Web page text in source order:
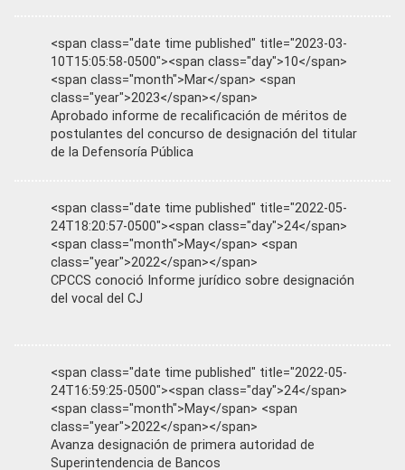
<span class="date time published" title="2023-03-
10T15:05:58-0500"><span class="day">10</span>
<span class="month">Mar</span> <span
class="year">2023</span></span>
Aprobado informe de recalificación de méritos de
postulantes del concurso de designación del titular
de la Defensoría Pública
<span class="date time published" title="2022-05-
24T18:20:57-0500"><span class="day">24</span>
<span class="month">May</span> <span
class="year">2022</span></span>
CPCCS conoció Informe jurídico sobre designación
del vocal del CJ
<span class="date time published" title="2022-05-
24T16:59:25-0500"><span class="day">24</span>
<span class="month">May</span> <span
class="year">2022</span></span>
Avanza designación de primera autoridad de
Superintendencia de Bancos